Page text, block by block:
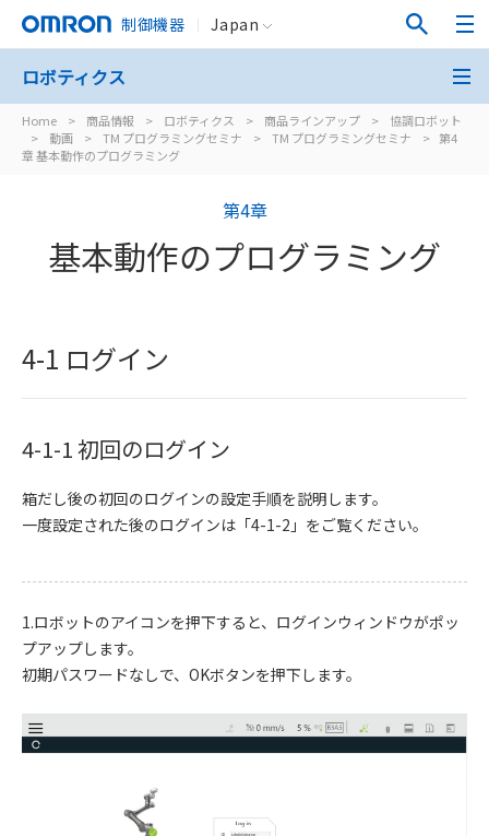
制御機器 Japan
Home > 商品情報 > ロボティクス > 商品ラインアップ >
協調ロボット
>
動画 > TM プログラミングセミナ > TM プログラミングセミナ > 第4
章 基本動作のプログラミング
ロボティクス
第4章
基本動作のプログラミング
4-1 ログイン
4-1-1 初回のログイン
箱だし後の初回のログインの設定手順を説明します。
一度設定された後のログインは「4-1-2」をご覧ください。
1.ロボットのアイコンを押下すると、ログインウィンドウがポッ
プアップします。
初期パスワードなしで、OKボタンを押下します。